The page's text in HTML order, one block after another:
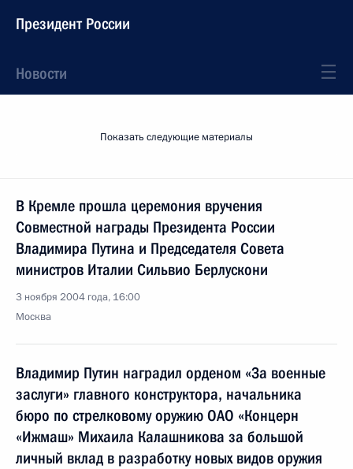
Президент России
Новости
Показать следующие материалы
В Кремле прошла церемония вручения
Совместной награды Президента России
Владимира Путина и Председателя Совета
министров Италии Сильвио Берлускони
3 ноября 2004 года, 16:00
Москва
Владимир Путин наградил орденом «За военные
заслуги» главного конструктора, начальника
бюро по стрелковому оружию ОАО «Концерн
«Ижмаш» Михаила Калашникова за большой
личный вклад в разработку новых видов оружия